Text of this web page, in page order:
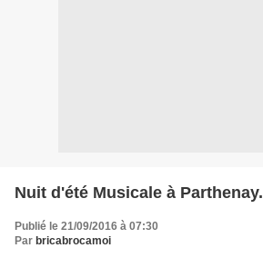
Nuit d'été Musicale à Parthenay.
Publié le 21/09/2016 à 07:30
Par bricabrocamoi